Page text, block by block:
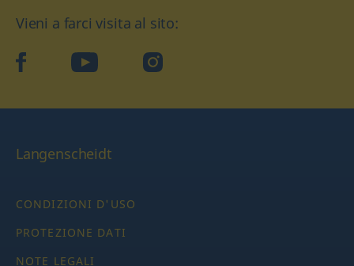
Vieni a farci visita al sito:
facebook YouTube Instagram
Langenscheidt
CONDIZIONI D'USO
PROTEZIONE DATI
NOTE LEGALI